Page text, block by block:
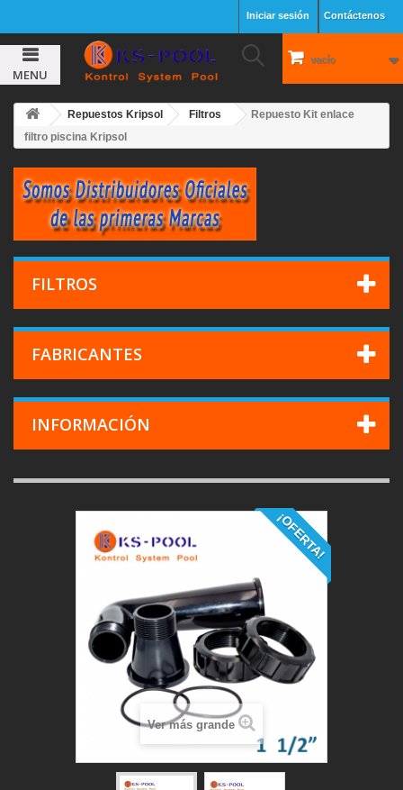
Contáctenos
Iniciar sesión
vacío
MENU
Repuestos Kripsol Filtros
Repuesto Kit enlace
filtro piscina Kripsol
FILTROS
FABRICANTES
INFORMACIÓN
¡OFERTA!
Ver más grande